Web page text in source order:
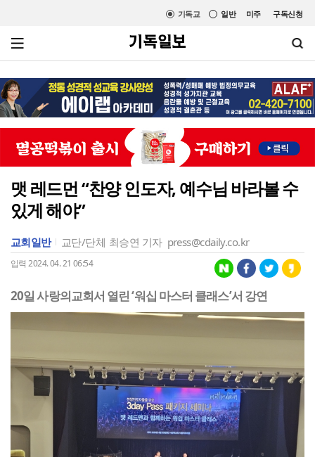
미주 구독신청
일반
기독교
맷 레드먼 “찬양 인도자, 예수님 바라볼 수
있게 해야”
교회일반 교단/단체 최승연 기자 press@cdaily.co.kr
입력 2024. 04. 21 06:54
20일 사랑의교회서 열린 ‘워십 마스터 클래스’서 강연